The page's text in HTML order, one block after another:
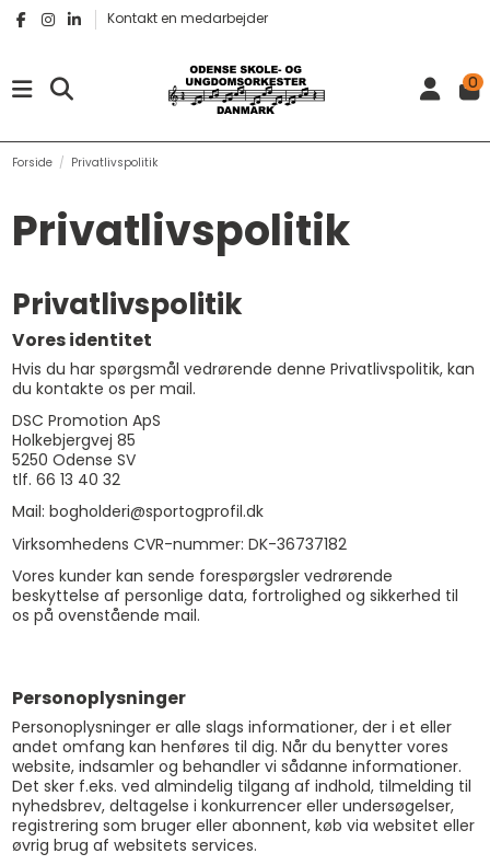
Kontakt en medarbejder
0
Forside Privatlivspolitik
Privatlivspolitik
Privatlivspolitik
Vores identitet
Hvis du har spørgsmål vedrørende denne Privatlivspolitik, kan
du kontakte os per mail.
DSC Promotion ApS
Holkebjergvej 85
5250 Odense SV
tlf. 66 13 40 32
Mail: bogholderi@sportogprofil.dk
Virksomhedens CVR-nummer: DK-36737182
Vores kunder kan sende forespørgsler vedrørende
beskyttelse af personlige data, fortrolighed og sikkerhed til
os på ovenstående mail.
Personoplysninger
Personoplysninger er alle slags informationer, der i et eller
andet omfang kan henføres til dig. Når du benytter vores
website, indsamler og behandler vi sådanne informationer.
Det sker f.eks. ved almindelig tilgang af indhold, tilmelding til
nyhedsbrev, deltagelse i konkurrencer eller undersøgelser,
registrering som bruger eller abonnent, køb via websitet eller
øvrig brug af websitets services.